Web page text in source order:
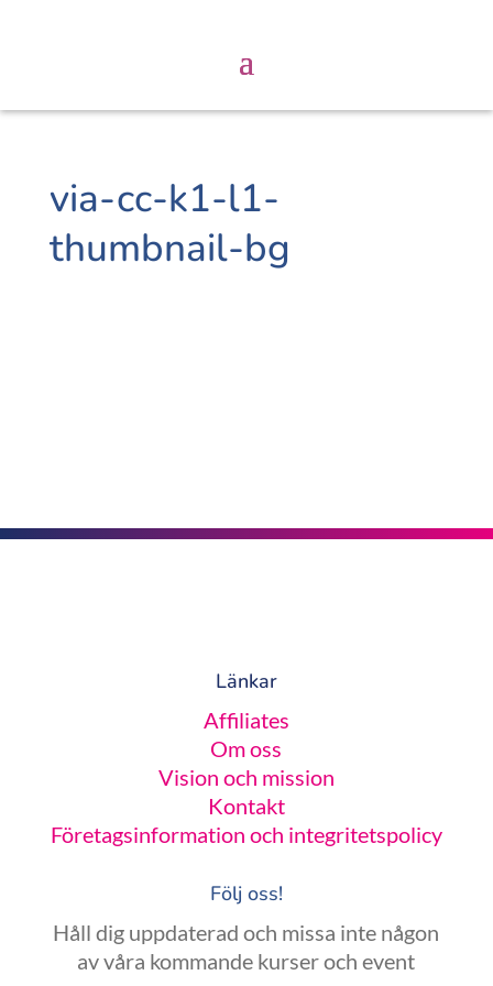
via-cc-k1-l1-
thumbnail-bg
Länkar
Affiliates
Om oss
Vision och mission
Kontakt
Företagsinformation och integritetspolicy
Följ oss!
Håll dig uppdaterad och missa inte någon
av våra kommande kurser och event